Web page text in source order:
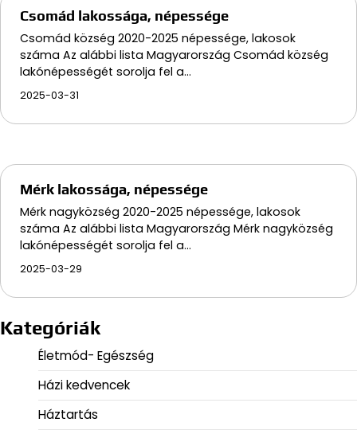
Csomád lakossága, népessége
Csomád község 2020-2025 népessége, lakosok
száma Az alábbi lista Magyarország Csomád község
lakónépességét sorolja fel a…
2025-03-31
Mérk lakossága, népessége
Mérk nagyközség 2020-2025 népessége, lakosok
száma Az alábbi lista Magyarország Mérk nagyközség
lakónépességét sorolja fel a…
2025-03-29
Kategóriák
Életmód- Egészség
Házi kedvencek
Háztartás